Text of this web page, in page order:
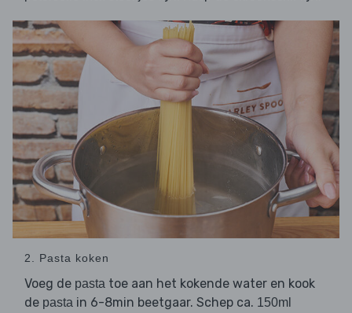
2. Pasta koken
Voeg de pasta toe aan het kokende water en kook
de pasta in 6-8min beetgaar. Schep ca. 150ml